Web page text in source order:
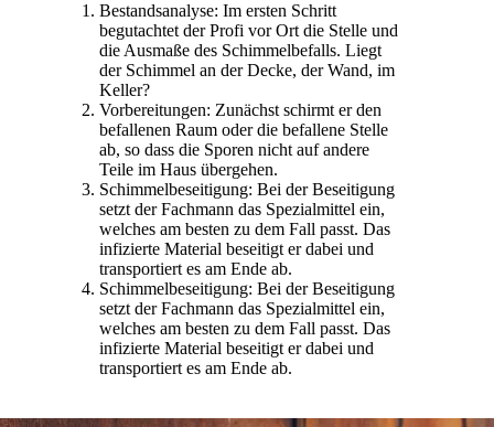
Bestandsanalyse: Im ersten Schritt
begutachtet der Profi vor Ort die Stelle und
die Ausmaße des Schimmelbefalls. Liegt
der Schimmel an der Decke, der Wand, im
Keller?
Vorbereitungen: Zunächst schirmt er den
befallenen Raum oder die befallene Stelle
ab, so dass die Sporen nicht auf andere
Teile im Haus übergehen.
Schimmelbeseitigung: Bei der Beseitigung
setzt der Fachmann das Spezialmittel ein,
welches am besten zu dem Fall passt. Das
infizierte Material beseitigt er dabei und
transportiert es am Ende ab.
Schimmelbeseitigung: Bei der Beseitigung
setzt der Fachmann das Spezialmittel ein,
welches am besten zu dem Fall passt. Das
infizierte Material beseitigt er dabei und
transportiert es am Ende ab.